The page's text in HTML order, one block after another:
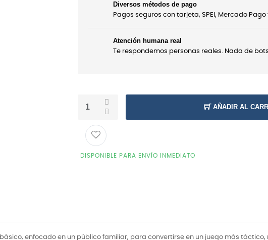
Diversos métodos de pago
Pagos seguros con tarjeta, SPEI, Mercado Pago
Atención humana real
Te respondemos personas reales. Nada de
AÑADIR AL
DISPONIBLE PARA ENVÍO INMEDIATO
enfocado en un público familiar, para convertirse en un juego más